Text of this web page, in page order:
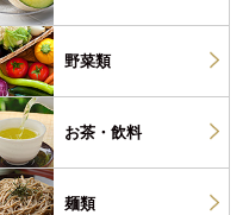
野菜類
お茶・ 飲料
麺類